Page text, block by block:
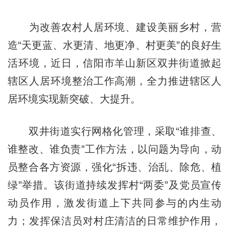
为改善农村人居环境、建设美丽乡村，营
造“天更蓝、水更清、地更净、村更美”的良好生
活环境，近日，信阳市羊山新区双井街道掀起
辖区人居环境整治工作高潮，全力推进辖区人
居环境实现新突破、大提升。
双井街道实行网格化管理，采取“谁排查、
谁整改、谁负责”工作方法，以问题为导向，动
员整合各方资源，强化“拆违、治乱、除危、植
绿”举措。该街道持续发挥村“两委”及党员宣传
动员作用，激发街道上下共同参与的内生动
力；发挥保洁员对村庄清洁的日常维护作用，